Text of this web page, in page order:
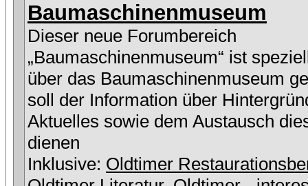
Baumaschinenmuseum
Dieser neue Forumbereich
„Baumaschinenmuseum“ ist
über das Baumaschinenmuseum
soll der Information über
Aktuelles sowie dem Austausch
dienen
Inklusive: Oldtimer